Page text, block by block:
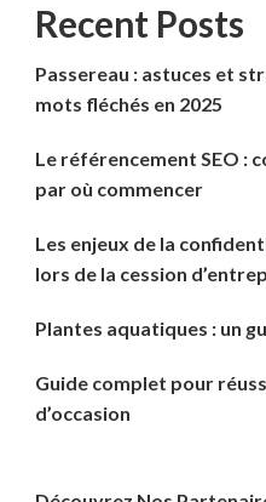
Recent Posts
Passereau : astuces et
mots fléchés en 2025
Le référencement SEO :
par où commencer
Les enjeux de la
lors de la cession
Plantes aquatiques : un
Guide complet pour
d’occasion